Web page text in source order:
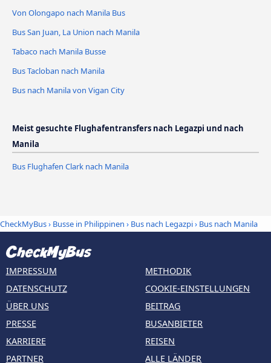
Von Olongapo nach Manila Bus
Bus San Juan, La Union nach Manila
Tabaco nach Manila Busse
Bus Tacloban nach Manila
Bus nach Manila von Vigan City
Meist gesuchte Flughafentransfers nach Legazpi und nach
Manila
Bus Flughafen Clark nach Manila
CheckMyBus› Busse in Philippinen › Bus nach Legazpi› Bus nach Manila
IMPRESSUM
DATENSCHUTZ
ÜBER UNS
PRESSE
KARRIERE
PARTNER
METHODIK
COOKIE-EINSTELLUNGEN
BEITRAG
BUSANBIETER
REISEN
ALLE LÄNDER